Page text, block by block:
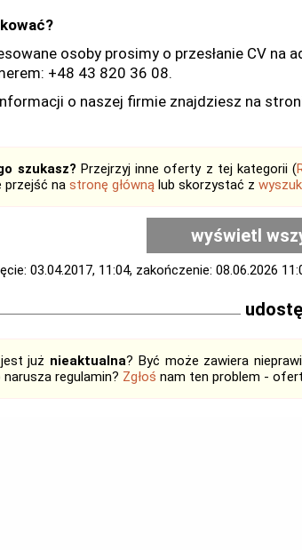
osoby prosimy o przesłanie CV na
+48 43 820 36 08.
o naszej firmie znajdziesz na
szukasz? Przejrzyj inne oferty z tej kategorii (
przejść na stronę główną lub skorzystać z
wyświetl
03.04.2017, 11:04, zakończenie: 08.06.2026
już nieaktualna? Być może zawiera
regulamin? Zgłoś nam ten problem -